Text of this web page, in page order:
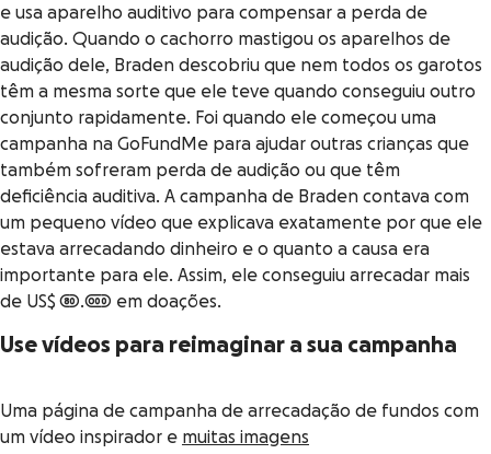
e usa aparelho auditivo para compensar a perda de
audição. Quando o cachorro mastigou os aparelhos de
audição dele, Braden descobriu que nem todos os garotos
têm a mesma sorte que ele teve quando conseguiu outro
conjunto rapidamente. Foi quando ele começou uma
campanha na GoFundMe para ajudar outras crianças que
também sofreram perda de audição ou que têm
deficiência auditiva. A campanha de Braden contava com
um pequeno vídeo que explicava exatamente por que ele
estava arrecadando dinheiro e o quanto a causa era
importante para ele. Assim, ele conseguiu arrecadar mais
de US$ 80.000 em doações.
Use vídeos para reimaginar a sua campanha
Uma página de campanha de arrecadação de fundos com
um vídeo inspirador e muitas imagens